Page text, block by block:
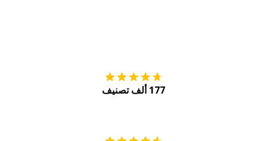
177 ألف تصنيف